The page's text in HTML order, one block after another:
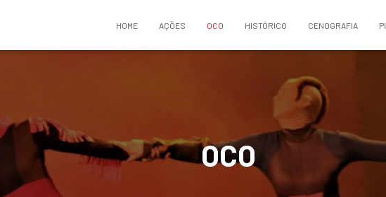
HOME AÇÕES OCO HISTÓRICO CENOGRAFIA
OCO